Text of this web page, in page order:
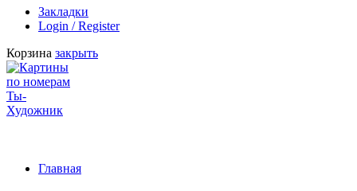
Закладки
Login / Register
Корзина закрыть
Главная